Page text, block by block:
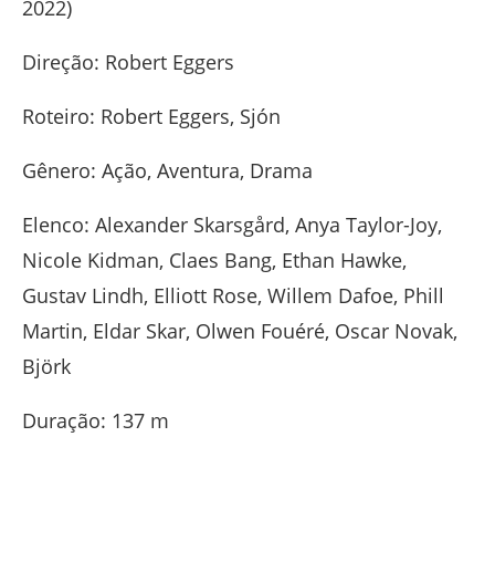
2022)
Direção: Robert Eggers
Roteiro: Robert Eggers, Sjón
Gênero: Ação, Aventura, Drama
Elenco: Alexander Skarsgård, Anya Taylor-Joy,
Nicole Kidman, Claes Bang, Ethan Hawke,
Gustav Lindh, Elliott Rose, Willem Dafoe, Phill
Martin, Eldar Skar, Olwen Fouéré, Oscar Novak,
Björk
Duração: 137 m